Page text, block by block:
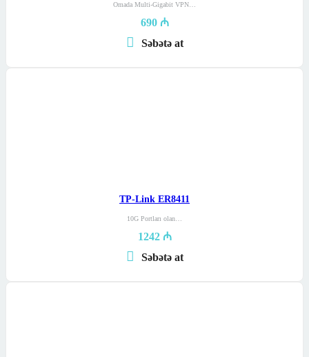
Omada Multi-Gigabit VPN…
690 ₼
Səbətə at
TP-Link ER8411
10G Portları olan…
1242 ₼
Səbətə at